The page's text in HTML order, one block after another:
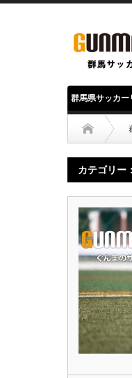
群馬県サッカー
ジュー
カテゴリー